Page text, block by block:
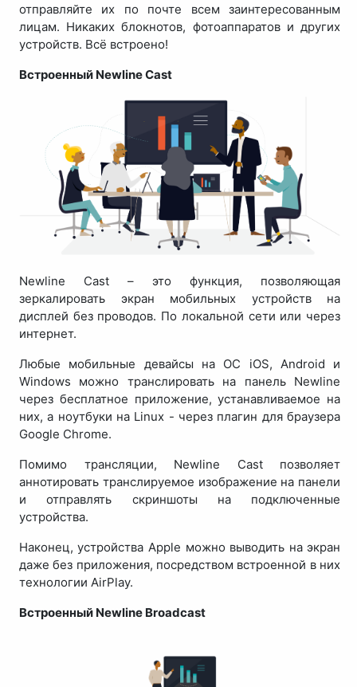
отправляйте их по почте всем заинтересованным
лицам. Никаких блокнотов, фотоаппаратов и других
устройств. Всё встроено!
Встроенный Newline Cast
Newline Cast – это функция, позволяющая
зеркалировать экран мобильных устройств на
дисплей без проводов. По локальной сети или через
интернет.
Любые мобильные девайсы на ОС iOS, Android и
Windows можно транслировать на панель Newline
через бесплатное приложение, устанавливаемое на
них, а ноутбуки на Linux - через плагин для браузера
Google Chrome.
Помимо трансляции, Newline Cast позволяет
аннотировать транслируемое изображение на панели
и отправлять скриншоты на подключенные
устройства.
Наконец, устройства Apple можно выводить на экран
даже без приложения, посредством встроенной в них
технологии AirPlay.
Встроенный Newline Broadcast